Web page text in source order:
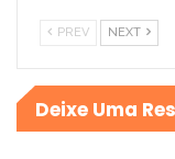
PREV NEXT
Deixe Uma